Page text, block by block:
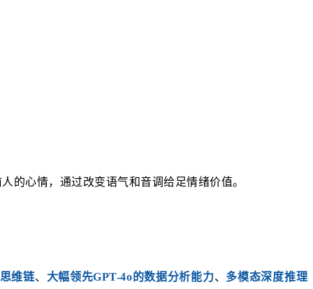
的心情，通过改变语气和音调给足情绪价值。
维链、 大幅领先GPT-4o的数据分析能力、 多模态深度推理